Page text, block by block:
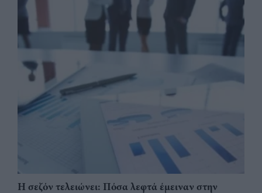
Η σεζόν τελειώνει: Πόσα λεφτά έμειναν στην